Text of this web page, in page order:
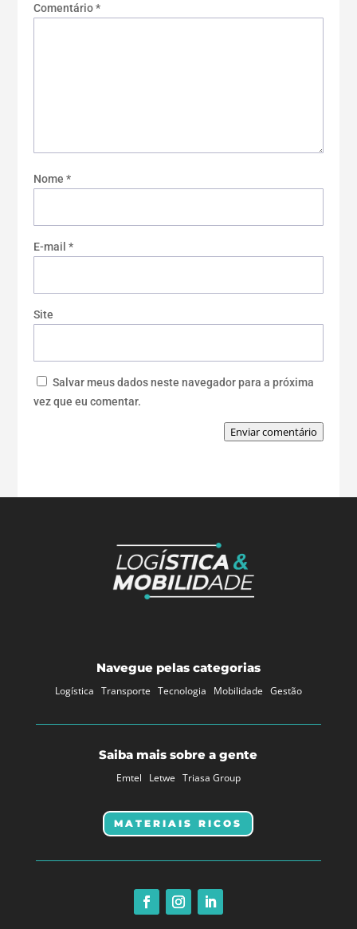
Comentário*
Nome*
E-mail*
Site
Salvar meus dados neste navegador para a próxima
vez que eu comentar.
Enviar comentário
Navegue pelas categorias
Logística Transporte Tecnologia Mobilidade Gestão
Saiba mais sobre a gente
Emtel Letwe Triasa Group
MATERIAIS RICOS